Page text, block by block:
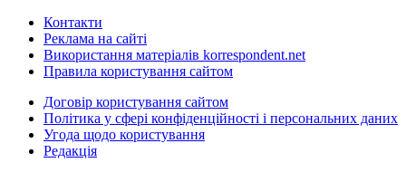
Контакти
Реклама на сайті
Використання матеріалів korrespondent.net
Правила користування сайтом
Договір користування сайтом
Політика у сфері конфіденційності і персональних даних
Угода щодо користування
Редакція